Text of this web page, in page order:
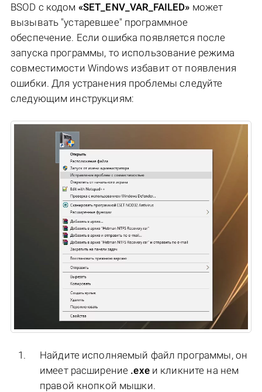
BSOD с кодом «SET_ENV_VAR_FAILED» может
вызывать "устаревшее" программное
обеспечение. Если ошибка появляется после
запуска программы, то использование режима
совместимости Windows избавит от появления
ошибки. Для устранения проблемы следуйте
следующим инструкциям:
Найдите исполняемый файл программы, он
имеет расширение .exeи кликните на нем
правой кнопкой мышки.